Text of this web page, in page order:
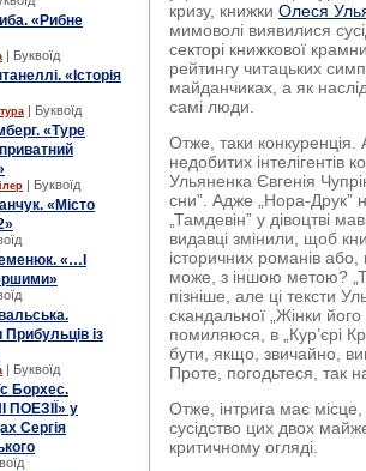
«Рибне
| Буквоїд
«Історія
| Буквоїд
«Туре
| Буквоїд
«Місто
«…І
Прибульців із
| Буквоїд
Борхес.
ПОЕЗІЇ» у
Сергія
кризу, книжки Олеся
мимоволі виявилися
секторі книжкової
рейтингу читацьких
майданчиках, а як
самі люди.
Отже, таки конкуренція.
недобитих інтелігентів
Ульяненка Євгенія
сни”. Адже „Нора-Друк”
„Тамдевін” у дівоцтві
видавці змінили, щоб
історичних романів або,
може, з іншою метою?
пізніше, але ці тексти
скандальної „Жінки
помиляюся, в „Кур’єрі
бути, якщо, звичайно,
Проте, погодьтеся, так
Отже, інтрига має
сусідство цих двох
критичному огляді.